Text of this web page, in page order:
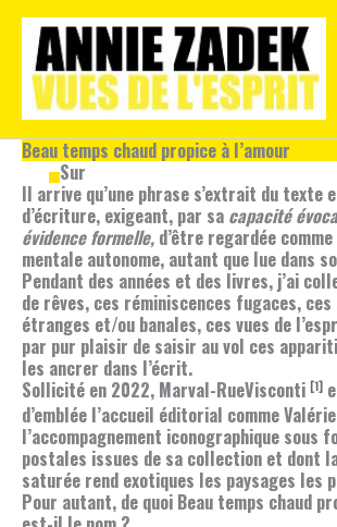
contenu
Beau temps chaud propice à l’amour
Sur
Il arrive qu’une phrase s’extrait du texte
d’écriture, exigeant, par sa capacité
évidence formelle, d’être regardée
mentale autonome, autant que lue dans
Pendant des années et des livres, j’ai
de rêves, ces réminiscences fugaces,
étranges et/ou banales, ces vues de
par pur plaisir de saisir au vol ces
les ancrer dans l’écrit.
Sollicité en 2022, Marval-RueVisconti [1]
d’emblée l’accueil éditorial comme
l’accompagnement iconographique sous
postales issues de sa collection et dont
saturée rend exotiques les paysages les
Pour autant, de quoi Beau temps chaud